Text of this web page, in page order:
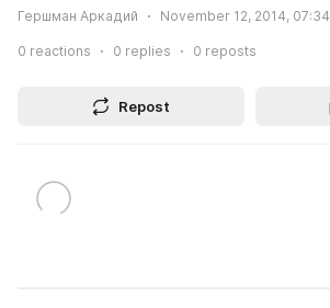
Гершман Аркадий November 12, 2014, 07:34
0 reactions 0 replies 0 reposts
Repost